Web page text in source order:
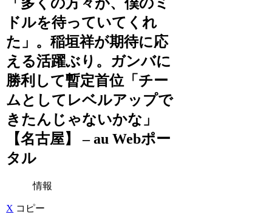
ドルを待っていてくれ
た」。稲垣祥が期待に応
える活躍ぶり。ガンバに
勝利して暫定首位「チー
ムとしてレベルアップで
きたんじゃないかな」
【名古屋】 – au Webポー
タル
情報
X コピー